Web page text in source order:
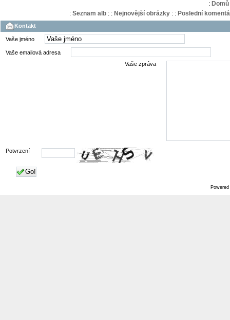
: Domů
: Seznam alb: : Nejnovější obrázky: : Poslední
Kontakt
Vaše jméno
Vaše emailová adresa
Vaše zpráva
Potvrzení
Go!